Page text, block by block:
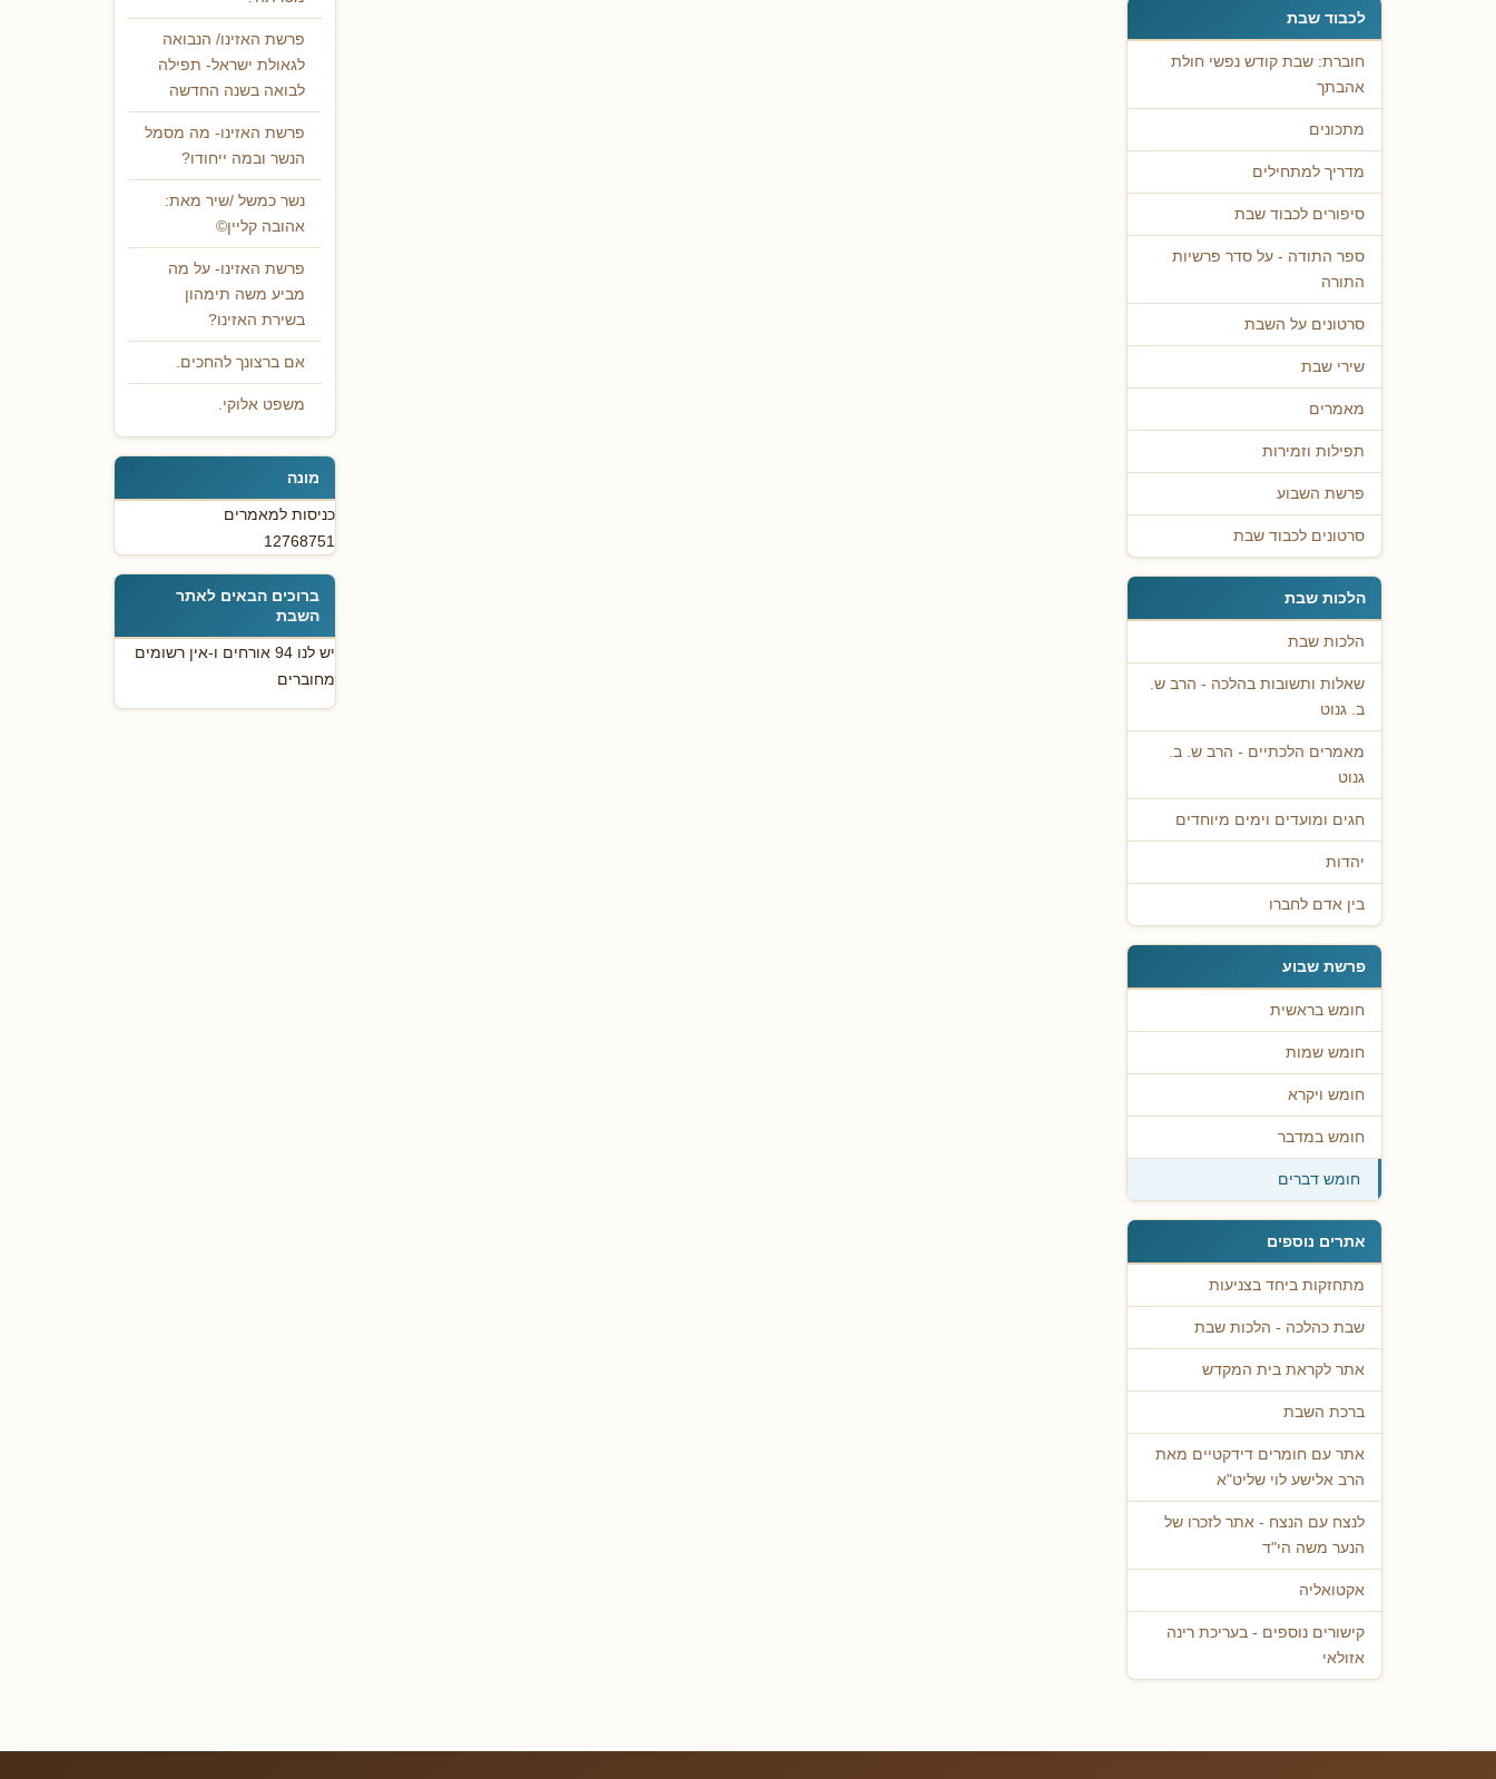
לכבוד שבת
חוברת: שבת קודש נפשי חולת
אהבתך
מתכונים
מדריך למתחילים
סיפורים לכבוד שבת
ספר התודה - על סדר פרשיות
התורה
סרטונים על השבת
שירי שבת
מאמרים
תפילות וזמירות
פרשת השבוע
סרטונים לכבוד שבת
הלכות שבת
הלכות שבת
שאלות ותשובות בהלכה - הרב ש.
ב. גנוט
מאמרים הלכתיים - הרב ש. ב.
גנוט
חגים ומועדים וימים מיוחדים
יהדות
בין אדם לחברו
פרשת שבוע
חומש בראשית
חומש שמות
חומש ויקרא
חומש במדבר
חומש דברים
אתרים נוספים
מתחזקות ביחד בצניעות
שבת כהלכה - הלכות שבת
אתר לקראת בית המקדש
ברכת השבת
אתר עם חומרים דידקטיים מאת
הרב אלישע לוי שליט"א
לנצח עם הנצח - אתר לזכרו של
הנער משה הי"ד
אקטואליה
קישורים נוספים - בעריכת רינה
אזולאי
פרשת האזינו/ הנבואה
לגאולת ישראל- תפילה
לבואה בשנה החדשה
פרשת האזינו- מה מסמל
הנשר ובמה ייחודו?
נשר כמשל /שיר מאת:
אהובה קליין©
פרשת האזינו- על מה
מביע משה תימהון
בשירת האזינו?
אם ברצונך להחכים.
משפט אלוקי.
מונה
כניסות למאמרים
12768751
ברוכים הבאים לאתר
השבת
יש לנו 94 אורחים ו-אין רשומים
מחוברים